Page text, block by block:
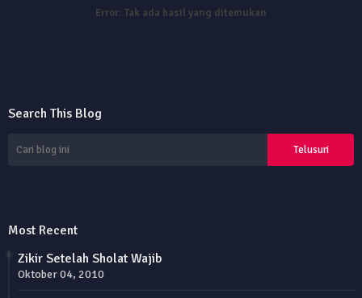
Error: Tak ada hasil yang ditemukan
Search This Blog
Most Recent
Zikir Setelah Sholat Wajib
Oktober 04, 2010